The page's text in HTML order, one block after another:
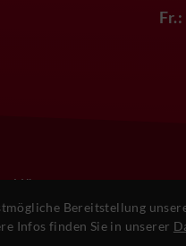
Fr.:
1847 e.V.Bereitstellung
Infos finden Sie in unserer